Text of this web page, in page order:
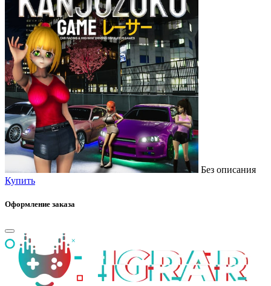
Без описания
Купить
Оформление заказа